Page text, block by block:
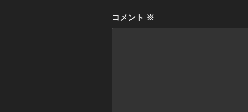
コメント ※